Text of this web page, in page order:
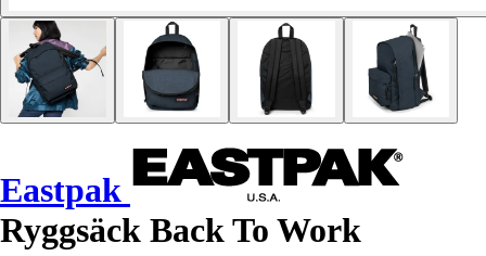
Eastpak
Ryggsäck Back To Work